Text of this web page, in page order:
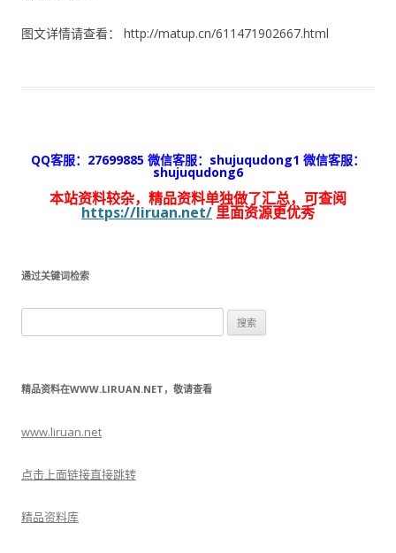
图文详情请查看： http://matup.cn/611471902667.html
QQ客服：27699885 微信客服：shujuqudong1 微信客服：
shujuqudong6
本站资料较杂，精品资料单独做了汇总，可查阅
https://liruan.net/ 里面资源更优秀
通过关键词检索
索：
精品资料在WWW.LIRUAN.NET，敬请查看
www.liruan.net
点击上面链接直接跳转
精品资料库